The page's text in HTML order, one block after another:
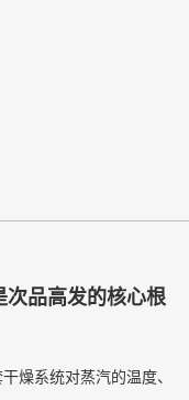
次品高发的核心根
燥系统对蒸汽的温度、